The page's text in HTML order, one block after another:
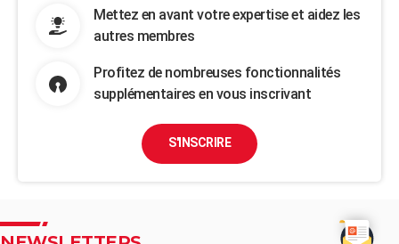
Mettez en avant votre expertise et aidez les
autres membres
Profitez de nombreuses fonctionnalités
supplémentaires en vous inscrivant
S'INSCRIRE